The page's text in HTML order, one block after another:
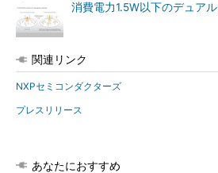
消費電力1.5W以下のデュアル
関連リンク
NXPセミコンダクターズ
プレスリリース
あなたにおすすめ